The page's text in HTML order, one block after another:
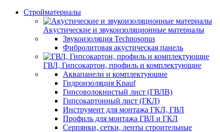
Стройматериалы
Акустические и звукоизоляционные материалы
Звукоизоляция Technosonus
Фибролитовая акустическая панель
ГВЛ, Гипсокартон, профиль и комплектующие
Аквапанели и комплектующие
Гидроизоляция Knauf
Гипсоволокнистый лист (ГВЛВ)
Гипсокартонный лист (ГКЛ)
Инструмент для монтажа ГКЛ, ГВЛ
Профиль для монтажа ГВЛ и ГКЛ
Серпянки, сетки, ленты строительные